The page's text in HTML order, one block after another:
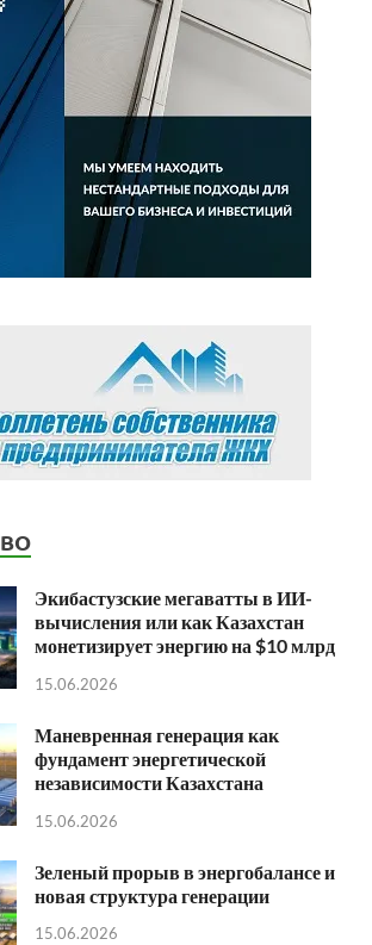
Экибастузские мегаватты в ИИ-
вычисления или как Казахстан
монетизирует энергию на $10 млрд
15.06.2026
Маневренная генерация как
фундамент энергетической
независимости Казахстана
15.06.2026
Зеленый прорыв в энергобалансе и
новая структура генерации
15.06.2026